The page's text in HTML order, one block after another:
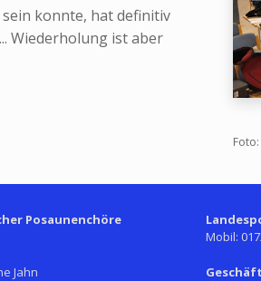
konnte, hat definitiv
Wiederholung ist aber
Posaunenchöre
Jahn
Mobil: